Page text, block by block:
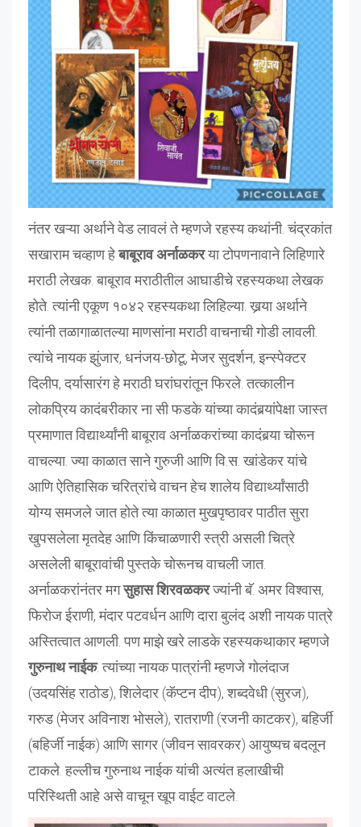
नंतर खऱ्या अर्थाने वेड लावलं ते म्हणजे रहस्य कथांनी. चंद्रकांत
सखाराम चव्हाण हेबाबूराव अर्नाळकरया टोपणनावाने लिहिणारे
मराठी लेखक. बाबूराव मराठीतील आघाडीचे रहस्यकथा लेखक
होते. त्यांनी एकूण १०४२ रहस्यकथा लिहिल्या. खर्‍या अर्थाने
त्यांनी तळागाळातल्या माणसांना मराठी वाचनाची गोडी लावली.
त्यांचे नायक झुंजार, धनंजय-छोटू, मेजर सुदर्शन, इन्स्पेक्टर
दिलीप, दर्यासारंग हे मराठी घरांघरांतून फिरले. तत्कालीन
लोकप्रिय कादंबरीकार ना सी फडके यांच्या कादंबर्‍यांपेक्षा जास्त
प्रमाणात विद्यार्थ्यांनी बाबूराव अर्नाळकरांच्या कादंबर्‍या चोरून
वाचल्या. ज्या काळात साने गुरुजी आणि वि.स. खांडेकर यांचे
आणि ऐतिहासिक चरित्रांचे वाचन हेच शालेय विद्यार्थ्यांसाठी
योग्य समजले जात होते त्या काळात मुखपृष्ठावर पाठीत सुरा
खुपसलेला मृतदेह आणि किंचाळणारी स्त्री असली चित्रे
असलेली बाबूरावांची पुस्तके चोरूनच वाचली जात.
अर्नाळकरांनंतर मगसुहास शिरवळकरज्यांनी बॅ. अमर विश्वास,
फिरोज ईराणी, मंदार पटवर्धन आणि दारा बुलंद अशी नायक पात्रे
अस्तित्वात आणली. पण माझे खरे लाडके रहस्यकथाकार म्हणजे
गुरुनाथ नाईक. त्यांच्या नायक पात्रांनी म्हणजे गोलंदाज
(उदयसिंह राठोड), शिलेदार (कॅप्टन दीप), शब्दवेधी (सुरज),
गरुड (मेजर अविनाश भोसले), रातराणी (रजनी काटकर), बहिर्जी
(बहिर्जी नाईक) आणि सागर (जीवन सावरकर) आयुष्यच बदलून
टाकले. हल्लीच गुरुनाथ नाईक यांची अत्यंत हलाखीची
परिस्थिती आहे असे वाचून खूप वाईट वाटले.